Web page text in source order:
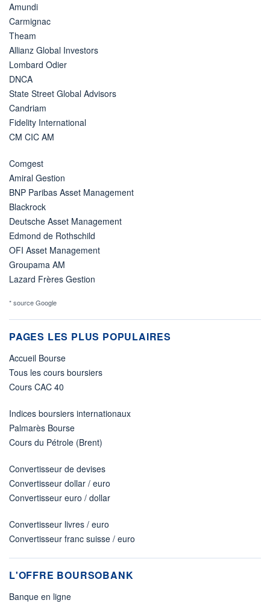
Amundi
Carmignac
Theam
Allianz Global Investors
Lombard Odier
DNCA
State Street Global Advisors
Candriam
Fidelity International
CM CIC AM
Comgest
Amiral Gestion
BNP Paribas Asset Management
Blackrock
Deutsche Asset Management
Edmond de Rothschild
OFI Asset Management
Groupama AM
Lazard Frères Gestion
* source Google
PAGES LES PLUS POPULAIRES
Accueil Bourse
Tous les cours boursiers
Cours CAC 40
Indices boursiers internationaux
Palmarès Bourse
Cours du Pétrole (Brent)
Convertisseur de devises
Convertisseur dollar / euro
Convertisseur euro / dollar
Convertisseur livres / euro
Convertisseur franc suisse / euro
L'OFFRE BOURSOBANK
Banque en ligne